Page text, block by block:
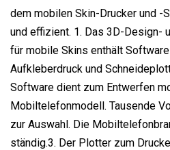
dem mobilen Skin-Drucker und -
und effizient. 1. Das 3D-Design-
für mobile Skins enthält
Aufkleberdruck und
Software dient zum Entwerfen
Mobiltelefonmodell. Tausende
zur Auswahl. Die
ständig.3. Der Plotter zum